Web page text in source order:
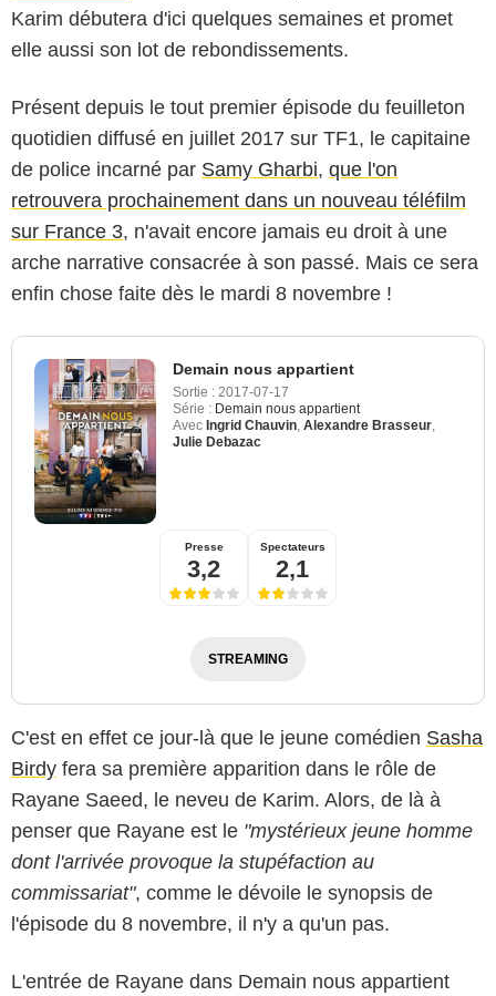
Karim débutera d'ici quelques semaines et promet
elle aussi son lot de rebondissements.
Présent depuis le tout premier épisode du feuilleton
quotidien diffusé en juillet 2017 sur TF1, le capitaine
de police incarné par Samy Gharbi, que l'on
retrouvera prochainement dans un nouveau téléfilm
sur France 3, n'avait encore jamais eu droit à une
arche narrative consacrée à son passé. Mais ce sera
enfin chose faite dès le mardi 8 novembre !
Demain nous appartient
Sortie : 2017-07-17
Série : Demain nous appartient
Avec Ingrid Chauvin Alexandre Brasseur
Julie Debazac
Presse
3,2
Spectateurs
2,1
STREAMING
C'est en effet ce jour-là que le jeune comédien Sasha
Birdy fera sa première apparition dans le rôle de
Rayane Saeed, le neveu de Karim. Alors, de là à
penser que Rayane est le "mystérieux jeune homme
dont l'arrivée provoque la stupéfaction au
commissariat", comme le dévoile le synopsis de
l'épisode du 8 novembre, il n'y a qu'un pas.
L'entrée de Rayane dans Demain nous appartient